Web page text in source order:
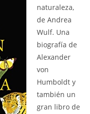
naturaleza,
de Andrea
Wulf. Una
biografía de
Alexander
von
Humboldt y
también un
gran libro de